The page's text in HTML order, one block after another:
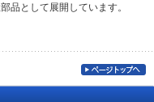
品として展開しています。